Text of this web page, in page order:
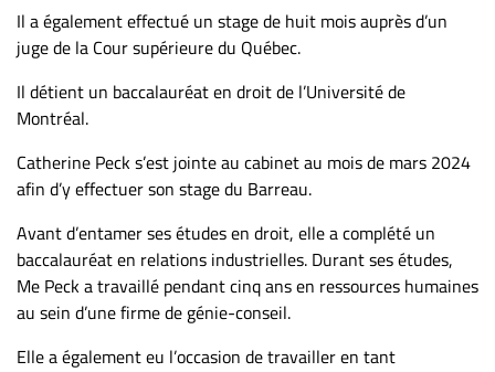
Publicité
Solutions de
recrutements
TROUVEZ-
NOUS
joindre
À
propos
Il a également effectué un stage de huit mois auprès d’un
juge de la Cour supérieure du Québec.
Il détient un baccalauréat en droit de l’Université de
Montréal.
Catherine Peck s’est jointe au cabinet au mois de mars 2024
afin d’y effectuer son stage du Barreau.
Avant d’entamer ses études en droit, elle a complété un
baccalauréat en relations industrielles. Durant ses études,
Me Peck a travaillé pendant cinq ans en ressources humaines
au sein d’une firme de génie-conseil.
Elle a également eu l’occasion de travailler en tant